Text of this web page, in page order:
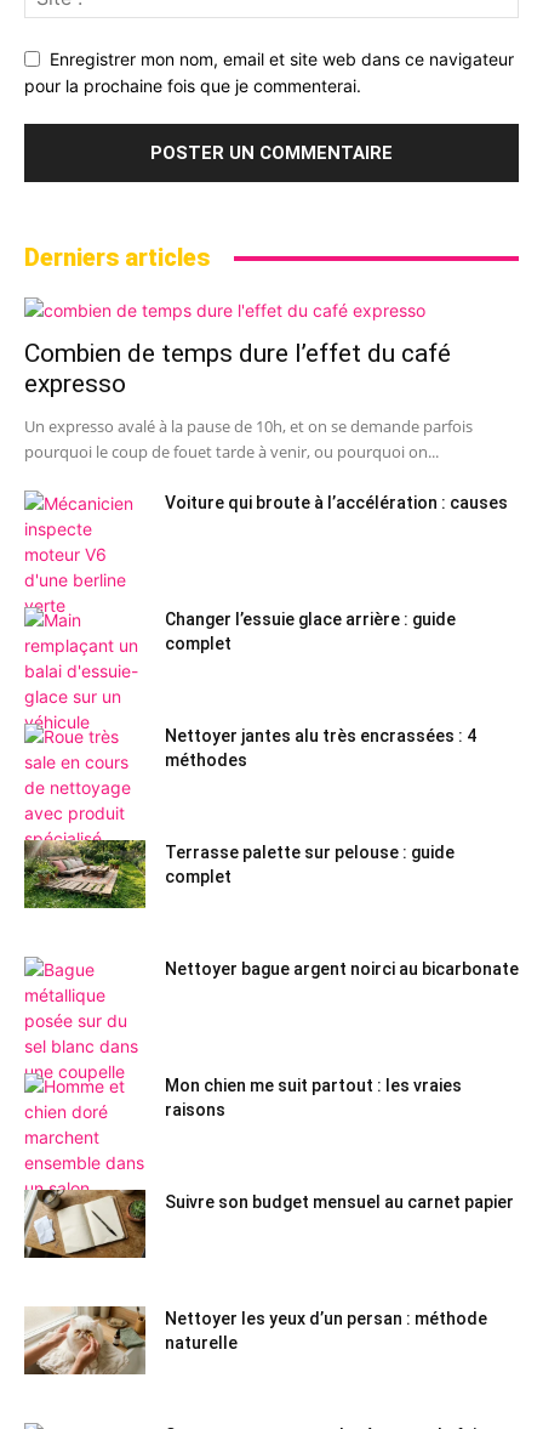
Enregistrer mon nom, email et site web dans ce navigateur
pour la prochaine fois que je commenterai.
Derniers articles
Combien de temps dure l’effet du café
expresso
Un expresso avalé à la pause de 10h, et on se demande parfois
pourquoi le coup de fouet tarde à venir, ou pourquoi on...
Voiture qui broute à l’accélération : causes
Changer l’essuie glace arrière : guide
complet
Nettoyer jantes alu très encrassées : 4
méthodes
Terrasse palette sur pelouse : guide
complet
Nettoyer bague argent noirci au bicarbonate
Mon chien me suit partout : les vraies
raisons
Suivre son budget mensuel au carnet papier
Nettoyer les yeux d’un persan : méthode
naturelle